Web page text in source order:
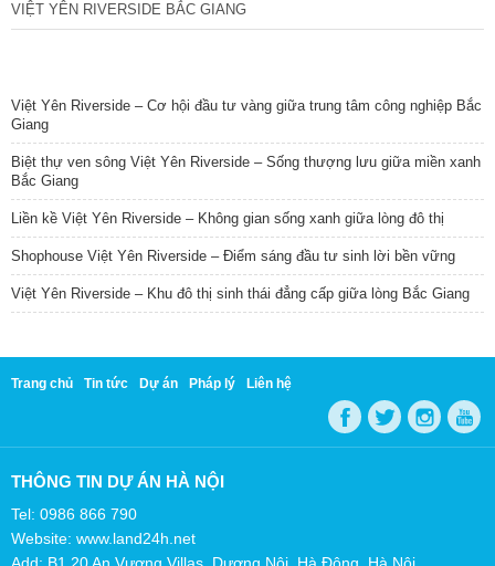
VIỆT YÊN RIVERSIDE BẮC GIANG
Việt Yên Riverside – Cơ hội đầu tư vàng giữa trung tâm công nghiệp Bắc
Giang
Biệt thự ven sông Việt Yên Riverside – Sống thượng lưu giữa miền xanh
Bắc Giang
Liền kề Việt Yên Riverside – Không gian sống xanh giữa lòng đô thị
Shophouse Việt Yên Riverside – Điểm sáng đầu tư sinh lời bền vững
Việt Yên Riverside – Khu đô thị sinh thái đẳng cấp giữa lòng Bắc Giang
Trang chủ Tin tức Dự án Pháp lý Liên hệ
THÔNG TIN DỰ ÁN HÀ NỘI
Tel: 0986 866 790
Website: www.land24h.net